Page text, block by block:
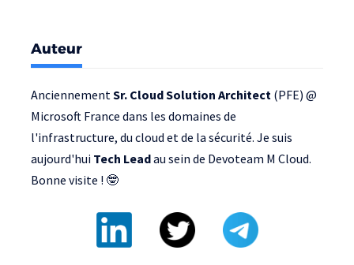
Auteur
AnciennementSr. Cloud Solution Architect (PFE) @
Microsoft France dans les domaines de
l'infrastructure, du cloud et de la sécurité. Je suis
aujourd'hui Tech Leadau sein de Devoteam M Cloud.
Bonne visite ! 🤓